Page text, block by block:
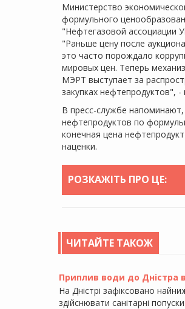
Министерство
формульного
"Нефтегазовой ассоциации
"Раньше цену после
это часто порождало
мировых цен. Теперь
МЭРТ выступает за
закупках нефтепродуктов",
В пресс-службе
нефтепродуктов по
конечная цена
наценки.
РОЗКАЖІТЬ ПРО ЦЕ:
ЧИТАЙТЕ ТАКОЖ
Приплив води до Дністра
На Дністрі зафіксовано
здійснювати санітарні